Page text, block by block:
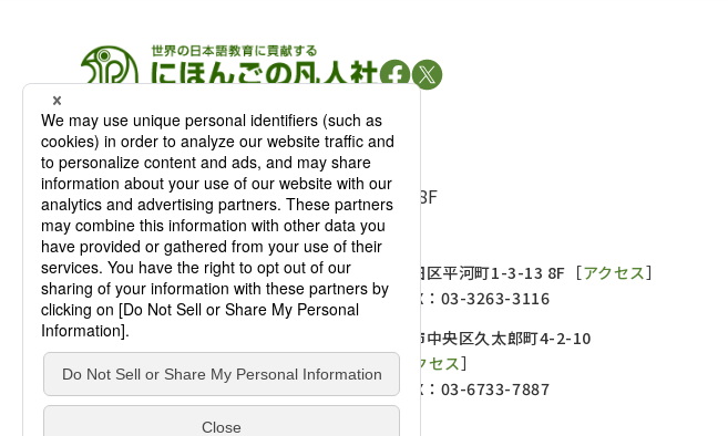
凡人社の出版情報
〒102-0093 東京都千代田区平河町 1-3-13 8F
TEL：03-3263-3959／FAX：03-3263-3116
麹町店
〒102-0093 東京都千代田区平河町1-3-13 8F［アクセス］
TEL：03-3239-8673／FAX：03-3263-3116
大阪店
〒541-0056 大阪府大阪市中央区久太郎町4-2-10
アクセス］
TEL：06-4256-2684／FAX：03-6733-7887